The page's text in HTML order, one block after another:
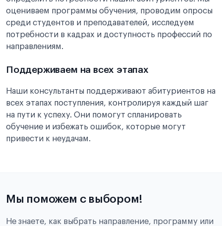
оцениваем программы обучения, проводим опросы
среди студентов и преподавателей, исследуем
потребности в кадрах и доступность профессий по
направлениям.
Поддерживаем на всех этапах
Наши консультанты поддерживают абитуриентов на
всех этапах поступления, контролируя каждый шаг
на пути к успеху. Они помогут спланировать
обучение и избежать ошибок, которые могут
привести к неудачам.
Мы поможем с выбором!
Не знаете, как выбрать направление, программу или